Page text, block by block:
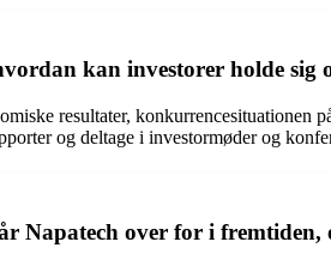
kan investorer holde sig
resultater,
og deltage i investormøder og
over for i